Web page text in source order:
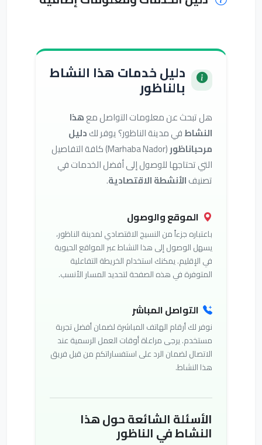
دليل خدمات هذا النشاط
بالناظور
هل تبحث عن معلومات التواصل معهذا
النشاطفي مدينة الناظور؟ يوفر لكدليل
مرحباناظور
(Marhaba Nador) كافة التفاصيل
التي تحتاجها للوصول إلى أفضل الخدمات في
تصنيفالأنشطة الاقتصادية.
الموقع والوصول
باعتباره جزءاً من النسيج الاقتصادي لمدينة الناظور،
يسهل الوصول إلى هذا النشاط عبر المواقع الحيوية
في الإقليم. يمكنك استخدام الخريطة التفاعلية
المتوفرة في هذه الصفحة لتحديد المسار الأنسب.
التواصل المباشر
نوفر لك أرقام الهاتف المباشرة لضمان أفضل تجربة
مستخدم. يرجى مراعاة أوقات العمل الرسمية عند
الاتصال لضمان الرد على استفساراتكم من قبل فريق
هذا النشاط.
الأسئلة الشائعة حول هذا
النشاط في الناظور